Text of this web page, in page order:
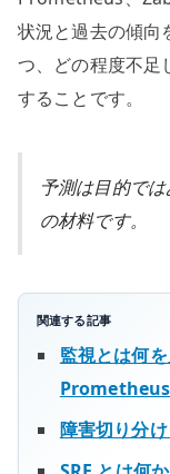
の
状況と過去の傾向
つ、どの程度不足
することです。
予測は目的で
の材料です。
関連する記事
監視とは何
Prometheus
障害切り分